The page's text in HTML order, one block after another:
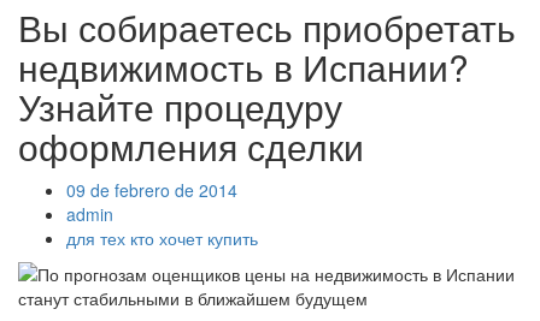
Вы собираетесь приобретать
недвижимость в Испании?
Узнайте процедуру
оформления сделки
09 de febrero de 2014
admin
для тех кто хочет купить